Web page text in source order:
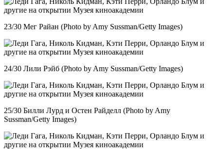
23/30 Мег Райан (Photo by Amy Sussman/Getty Images)
24/30 Лили Рэйб (Photo by Amy Sussman/Getty Images)
25/30 Билли Лурд и Остен Райделл (Photo by Amy
Sussman/Getty Images)